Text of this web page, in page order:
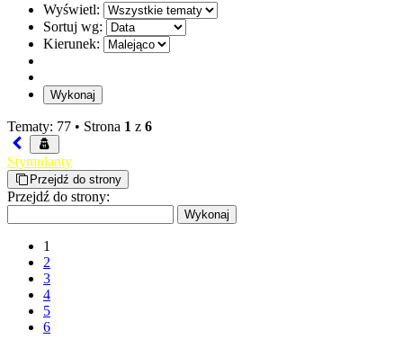
Wyświetl:
Sortuj wg:
Kierunek:
Tematy: 77 • Strona 1 z 6
Stymulanty
Przejdź do strony
Przejdź do strony:
1
2
3
4
5
6